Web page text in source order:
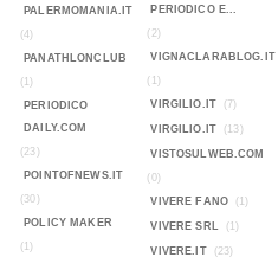
PALERMOMANIA.IT
(4)
PANATHLONCLUB
(1)
PERIODICO
DAILY.COM
(23)
POINTOFNEWS.IT
(30)
POLICY MAKER
(1)
PERIODICO E...
(2)
VIGNACLARABLOG.IT
(1)
VIRGILIO.IT
(7)
VIRGILIO.IT (13)
VISTOSULWEB.COM
(0)
VIVERE FANO
(1)
VIVERE SRL (1)
VIVERE.IT (23)